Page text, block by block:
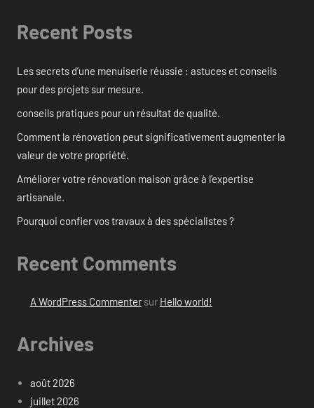
Recent Posts
Les secrets d’une menuiserie réussie : astuces et conseils
pour des projets sur mesure.
conseils pratiques pour un résultat de qualité.
Comment la rénovation peut significativement augmenter la
valeur de votre propriété.
Améliorer votre rénovation maison grâce à l’expertise
artisanale.
Pourquoi confier vos travaux à des spécialistes ?
Recent Comments
A WordPress Commentersur Hello world!
Archives
août 2026
juillet 2026